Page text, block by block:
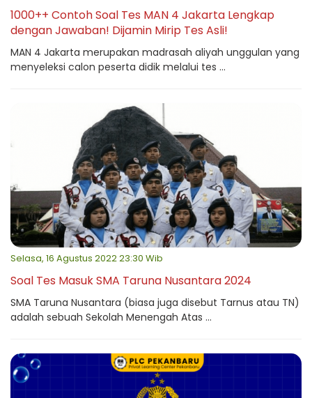
1000++ Contoh Soal Tes MAN 4 Jakarta Lengkap
dengan Jawaban! Dijamin Mirip Tes Asli!
MAN 4 Jakarta merupakan madrasah aliyah unggulan yang
menyeleksi calon peserta didik melalui tes ...
Selasa, 16 Agustus 2022 23:30 Wib
Soal Tes Masuk SMA Taruna Nusantara 2024
SMA Taruna Nusantara (biasa juga disebut Tarnus atau TN)
adalah sebuah Sekolah Menengah Atas ...